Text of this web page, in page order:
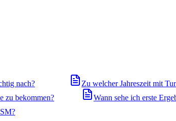
nach?
Zu welcher Jahreszeit mit
zu bekommen?
Wann sehe ich erste